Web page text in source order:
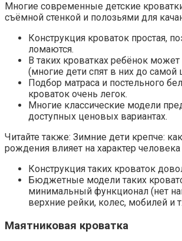
Многие современные детские
съёмной стенкой и полозьями для
Конструкция кроваток простая,
ломаются.
В таких кроватках ребёнок
(многие дети спят в них до
Подбор матраса и постельного
кроваток очень легок.
Многие классические модели
доступных ценовых вариантах.
Читайте также: Зимние дети крепче:
рождения влияет на характер человека
Конструкция таких кроваток
Бюджетные модели таких
минимальный функционал (нет
верхние рейки, колес, мобилей и
Маятниковая кроватка